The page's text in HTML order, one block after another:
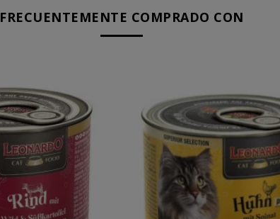
FRECUENTEMENTE COMPRADO CON